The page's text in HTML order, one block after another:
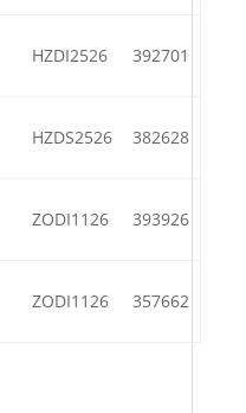
HZDI2526 392701
HZDS2526 382628
ZODI1126 393926
ZODI1126 357662